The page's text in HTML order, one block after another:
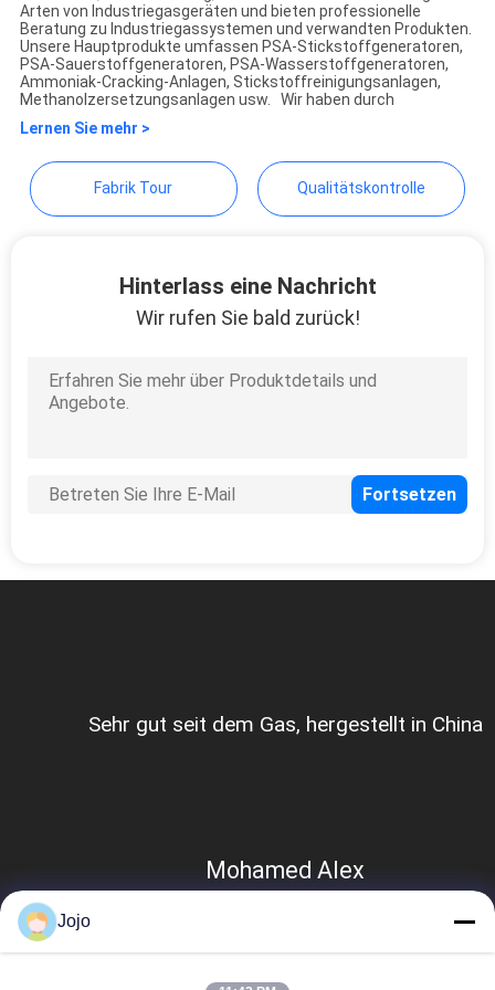
DATENSCHUTZRICHTLINIE
JoShining Energy &
Technology Co.,Ltd
Arten von Industriegasgeräten und bieten professionelle
Beratung zu Industriegassystemen und verwandten Produkten.
Unsere Hauptprodukte umfassen PSA-Stickstoffgeneratoren,
PSA-Sauerstoffgeneratoren, PSA-Wasserstoffgeneratoren,
Ammoniak-Cracking-Anlagen, Stickstoffreinigungsanlagen,
Methanolzersetzungsanlagen usw. Wir haben durch
Lernen Sie mehr >
Fabrik Tour Qualitätskontrolle
Hinterlass eine Nachricht
Wir rufen Sie bald zurück!
Leistungsfähigkeit,
Herr Stmon Safnoski
Jojo